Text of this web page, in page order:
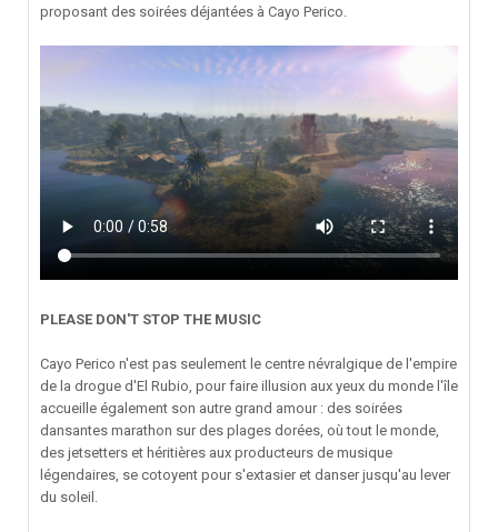
proposant des soirées déjantées à Cayo Perico.
PLEASE DON'T STOP THE MUSIC
Cayo Perico n'est pas seulement le centre névralgique de l'empire
de la drogue d'El Rubio, pour faire illusion aux yeux du monde l'île
accueille également son autre grand amour : des soirées
dansantes marathon sur des plages dorées, où tout le monde,
des jetsetters et héritières aux producteurs de musique
légendaires, se cotoyent pour s'extasier et danser jusqu'au lever
du soleil.